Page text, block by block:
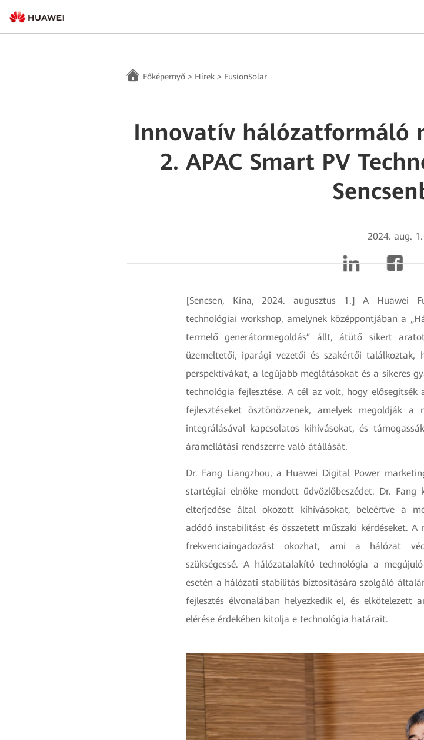
Főképernyő > Hírek > FusionSolar
Innovatív hálózatformáló
2. APAC Smart PV
2024. aug. 1.
[Sencsen, Kína, 2024. augusztus 1.] A Huawei
technológiai workshop, amelynek középpontjában a
termelő generátormegoldás” állt, átütő sikert
üzemeltetői, iparági vezetői és szakértői találkoztak,
perspektívákat, a legújabb meglátásokat és a sikeres
technológia fejlesztése. A cél az volt, hogy
fejlesztéseket ösztönözzenek, amelyek megoldják
integrálásával kapcsolatos kihívásokat, és
áramellátási rendszerre való átállását.
Dr. Fang Liangzhou, a Huawei Digital Power
startégiai elnöke mondott üdvözlő​beszédet. Dr. Fang
elterjedése által okozott kihívásokat, beleértve a
adódó instabilitást és összetett műszaki kérdéseket.
frekvenciaingadozást okozhat, ami a hálózat
szükségessé. A hálózatalakító technológia a
esetén a hálózati stabilitás biztosítására szolgáló
fejlesztés élvonalában helyezkedik el, és elkötelezett
elérése érdekében kitolja e technológia határait.